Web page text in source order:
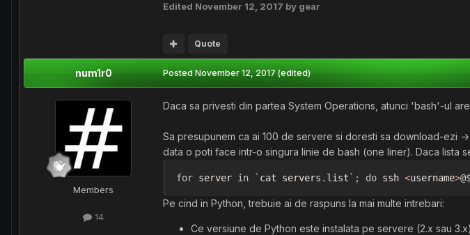
Edited November 12, 2017 by gear
Quote
num1r0
Members
14
PostedNovember 12, 2017 (edited)
Daca sa privesti din partea System Operations, atunci 'bash'-ul
Sa presupunem ca ai 100 de servere si doresti sa download-ezi
data o poti face intr-o singura linie de bash (one liner). Daca lista
for server in ` cat servers . list `; do ssh <username>
Pe cind in Python, trebuie ai de raspuns la mai multe intrebari:
Ce versiune de Python este instalata pe servere (2.x sau